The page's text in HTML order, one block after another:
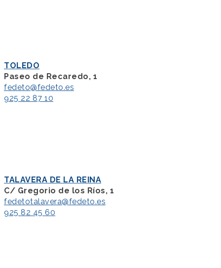
TOLEDO
Paseo de Recaredo, 1
fedeto@fedeto.es
925 22 87 10
TALAVERA DE LA REINA
C/ Gregorio de los Ríos, 1
fedetotalavera@fedeto.es
925 82 45 60